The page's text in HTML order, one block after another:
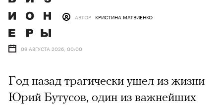
АВТОР КРИСТИНА МАТВИЕНКО
09 АВГУСТА 2026, 00:00
Год назад трагически ушел из жизни
Юрий Бутусов, один из важнейших